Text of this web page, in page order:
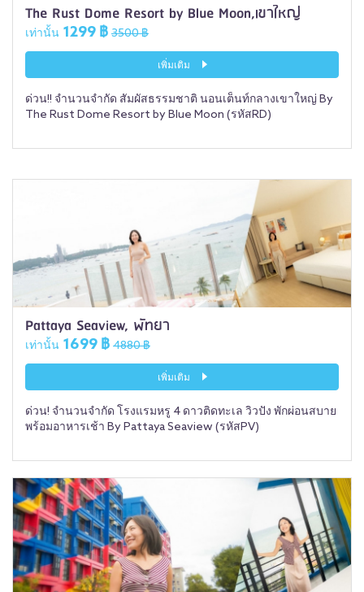
The Rust Dome Resort by Blue Moon,เขาใหญ่
เท่านั้น 1299 ฿ 3500 ฿
เพิ่มเติม
ด่วน!! จำนวนจำกัด สัมผัสธรรมชาติ นอนเต็นท์กลางเขาใหญ่ By
The Rust Dome Resort by Blue Moon (รหัสRD)
Pattaya Seaview, พัทยา
เท่านั้น 1699 ฿ 4880 ฿
เพิ่มเติม
ด่วน! จำนวนจำกัด โรงแรมหรู 4 ดาวติดทะเล วิวปัง พักผ่อนสบาย
พร้อมอาหารเช้า By Pattaya Seaview (รหัสPV)